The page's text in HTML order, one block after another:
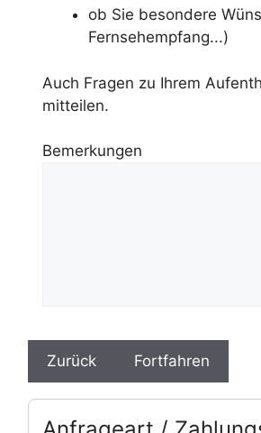
ob Sie besondere
Fernsehempfang...)
Auch Fragen zu Ihrem
mitteilen.
Bemerkungen